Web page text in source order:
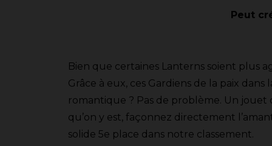
Peut
Bien que certaines Lanterns soient plus
Grâce à eux, ces Gardiens de la paix
romantique ? Pas de problème. Un jouet
qu’on y est, façonnez directement
solide 5e place dans notre classement.